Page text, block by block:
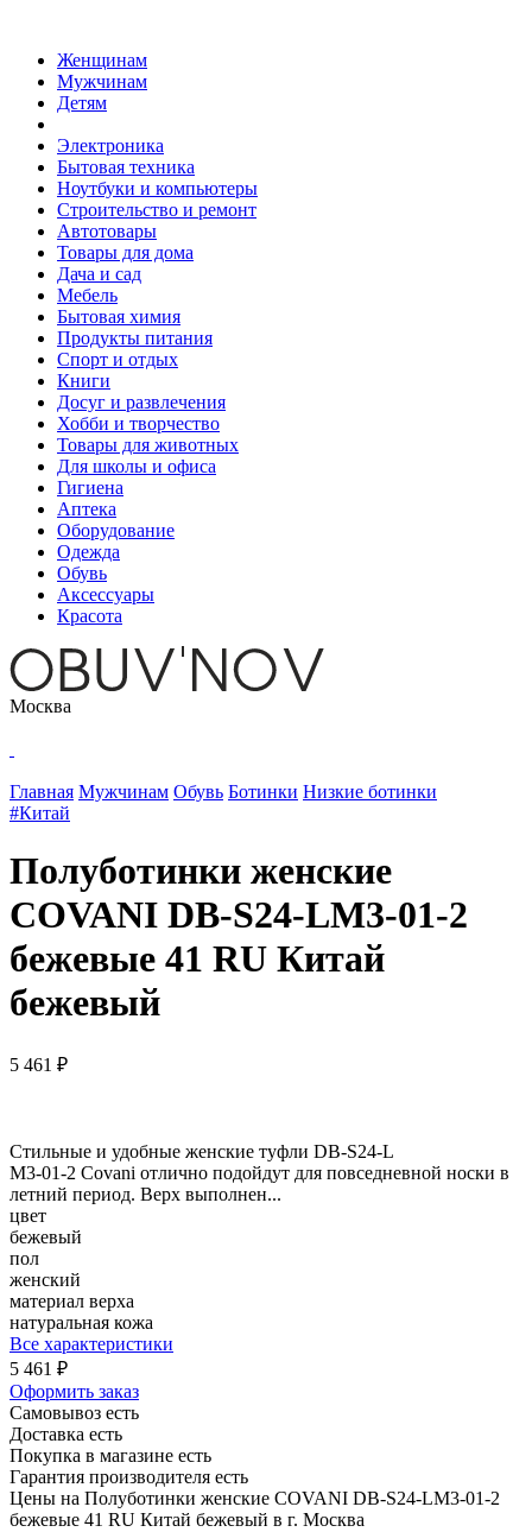
Женщинам
Мужчинам
Детям
Электроника
Бытовая техника
Ноутбуки и компьютеры
Строительство и ремонт
Автотовары
Товары для дома
Дача и сад
Мебель
Бытовая химия
Продукты питания
Спорт и отдых
Книги
Досуг и развлечения
Хобби и творчество
Товары для животных
Для школы и офиса
Гигиена
Аптека
Оборудование
Одежда
Обувь
Аксессуары
Красота
Москва
Главная Мужчинам Обувь Ботинки Низкие ботинки
#Китай
Полуботинки женские
COVANI DB-S24-LM3-01-2
бежевые 41 RU Китай
бежевый
5 461 ₽
Стильные и удобные женские туфли DB-S24-L
M3-01-2 Covani отлично подойдут для повседневной носки в
летний период. Верх выполнен...
цвет
бежевый
пол
женский
материал верха
натуральная кожа
Все характеристики
5 461 ₽
Оформить заказ
Самовывоз есть
Доставка есть
Покупка в магазине есть
Гарантия производителя есть
Цены на Полуботинки женские COVANI DB-S24-LM3-01-2
бежевые 41 RU Китай бежевый в г. Москва